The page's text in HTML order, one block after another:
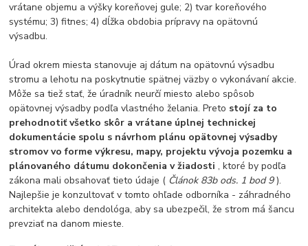
vrátane objemu a výšky koreňovej gule; 2) tvar koreňového
systému; 3) fitnes; 4) dĺžka obdobia prípravy na opätovnú
výsadbu.
Úrad okrem miesta stanovuje aj dátum na opätovnú výsadbu
stromu a lehotu na poskytnutie spätnej väzby o vykonávaní akcie.
Môže sa tiež stať, že úradník neurčí miesto alebo spôsob
opätovnej výsadby podľa vlastného želania. Preto stojí za to
prehodnotiť všetko skôr a vrátane úplnej technickej
dokumentácie spolu s návrhom plánu opätovnej výsadby
stromov vo forme výkresu, mapy, projektu vývoja pozemku a
plánovaného dátumu dokončenia v žiadosti, ktoré by podľa
zákona mali obsahovať tieto údaje ( Článok 83b ods. 1 bod 9).
Najlepšie je konzultovať v tomto ohľade odborníka - záhradného
architekta alebo dendológa, aby sa ubezpečil, že strom má šancu
prevziať na danom mieste.